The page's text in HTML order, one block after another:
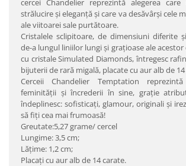
cercei Chandelier reprezintă alegerea
strălucire şi eleganţă şi care va desăvârşi cele
ale viitoarei sale purtătoare.
Cristalele sclipitoare, de dimensiuni diferite
de-a lungul liniilor lungi şi graţioase ale
cu cristale Simulated Diamonds, întregesc
bijuterii de rară migală, placate cu aur alb de
Cerceii Chandelier Temptation
feminităţii şi încrederii în sine, graţie
îndeplinesc: sofisticaţi, glamour, originali şi
să fiţi cea mai frumoasă!
Greutate:5,27 grame/ cercel
Lungime: 3,5 cm;
Lăţime: 1,2 cm;
Placaţi cu aur alb de 14 carate.